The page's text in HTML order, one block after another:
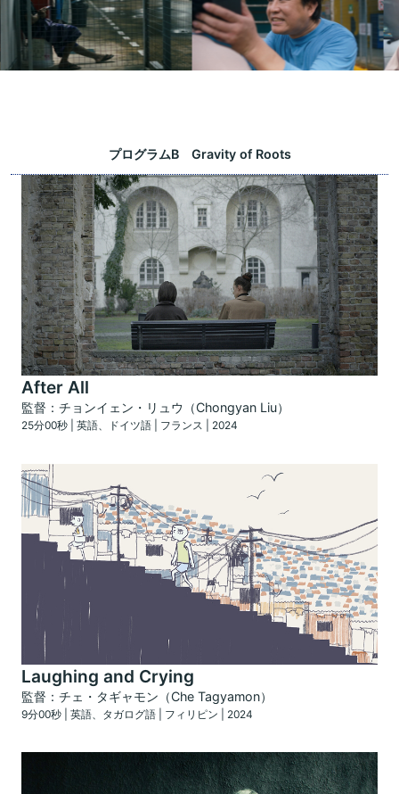
プログラムB Gravity of Roots
After All
監督：チョンイェン・リュウ（Chongyan Liu）
25分00秒 | 英語、ドイツ語 | フランス | 2024
Laughing and Crying
監督：チェ・タギャモン（Che Tagyamon）
9分00秒 | 英語、タガログ語 | フィリピン | 2024